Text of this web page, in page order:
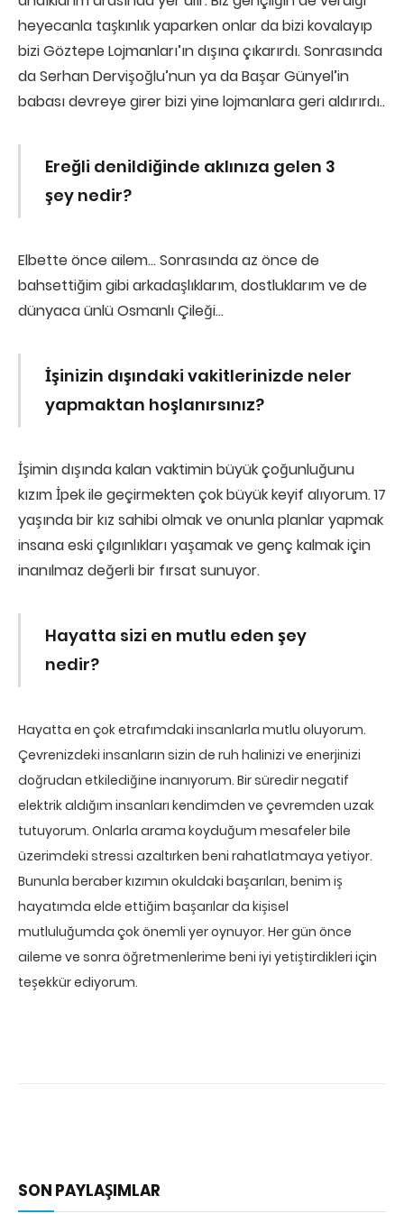
heyecanla taşkınlık yaparken onlar da bizi kovalayıp
bizi Göztepe Lojmanları’ın dışına çıkarırdı. Sonrasında
da Serhan Dervişoğlu’nun ya da Başar Günyel’in
babası devreye girer bizi yine lojmanlara geri aldırırdı..
Ereğli denildiğinde aklınıza gelen 3
şey nedir?
Elbette önce ailem… Sonrasında az önce de
bahsettiğim gibi arkadaşlıklarım, dostluklarım ve de
dünyaca ünlü Osmanlı Çileği…
İşinizin dışındaki vakitlerinizde neler
yapmaktan hoşlanırsınız?
İşimin dışında kalan vaktimin büyük çoğunluğunu
kızım İpek ile geçirmekten çok büyük keyif alıyorum. 17
yaşında bir kız sahibi olmak ve onunla planlar yapmak
insana eski çılgınlıkları yaşamak ve genç kalmak için
inanılmaz değerli bir fırsat sunuyor.
Hayatta sizi en mutlu eden şey
nedir?
Hayatta en çok etrafımdaki insanlarla mutlu oluyorum.
Çevrenizdeki insanların sizin de ruh halinizi ve enerjinizi
doğrudan etkilediğine inanıyorum. Bir süredir negatif
elektrik aldığım insanları kendimden ve çevremden uzak
tutuyorum. Onlarla arama koyduğum mesafeler bile
üzerimdeki stressi azaltırken beni rahatlatmaya yetiyor.
Bununla beraber kızımın okuldaki başarıları, benim iş
hayatımda elde ettiğim başarılar da kişisel
mutluluğumda çok önemli yer oynuyor. Her gün önce
aileme ve sonra öğretmenlerime beni iyi yetiştirdikleri için
teşekkür ediyorum.
SON PAYLAŞIMLAR